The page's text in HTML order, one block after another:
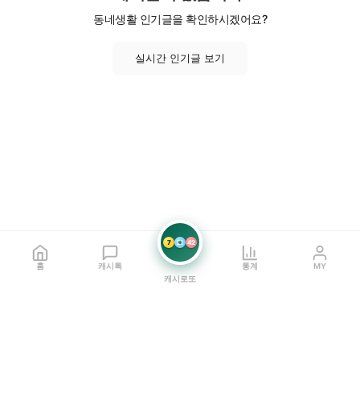
동네생활 인기글을 확인하시겠어요?
실시간 인기글 보기
홈 캐시톡
7 21 42
캐시로또
통계 MY